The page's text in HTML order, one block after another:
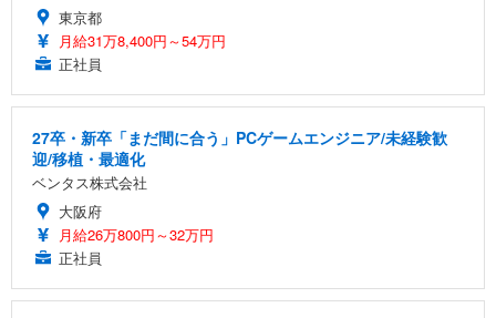
東京都
月給31万8,400円～54万円
正社員
27卒・新卒「まだ間に合う」PCゲームエンジニア/未経験歓
迎/移植・最適化
ベンタス株式会社
大阪府
月給26万800円～32万円
正社員